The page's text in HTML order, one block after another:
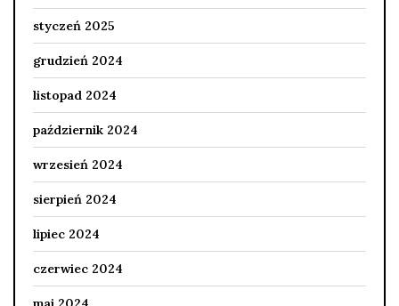
styczeń 2025
grudzień 2024
listopad 2024
październik 2024
wrzesień 2024
sierpień 2024
lipiec 2024
czerwiec 2024